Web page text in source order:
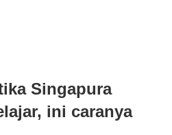
Singapura
ini caranya